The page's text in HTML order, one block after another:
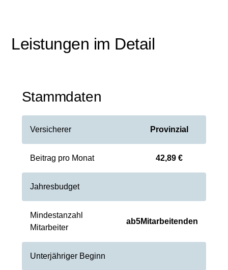
Leistungen im Detail
Stammdaten
Versicherer Provinzial
Beitrag pro Monat 42,89 €
Jahresbudget
Mindestanzahl
Mitarbeiter
ab5Mitarbeitenden
Unterjähriger Beginn